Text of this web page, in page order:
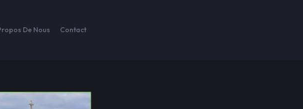
De Nous Contact